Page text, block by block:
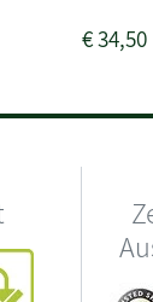
€34,50